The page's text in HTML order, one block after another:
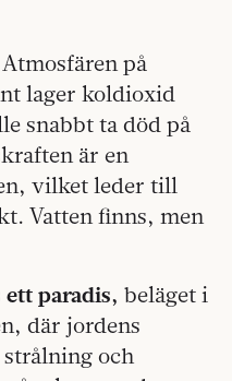
på
lager koldioxid
snabbt ta död på
är en
vilket leder till
Vatten finns, men
paradis, beläget i
där jordens
och